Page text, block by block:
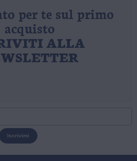
per te sul primo
acquisto
ALLA